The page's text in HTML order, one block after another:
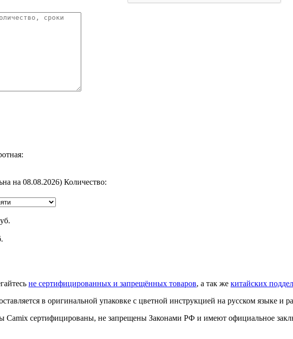
на 08.08.2026) Количество:
не сертифицированных и запрещённых товаров, а так же китайских
в оригинальной упаковке с цветной инструкцией на русском языке и
Camix сертифицированы, не запрещены Законами РФ и имеют официальное